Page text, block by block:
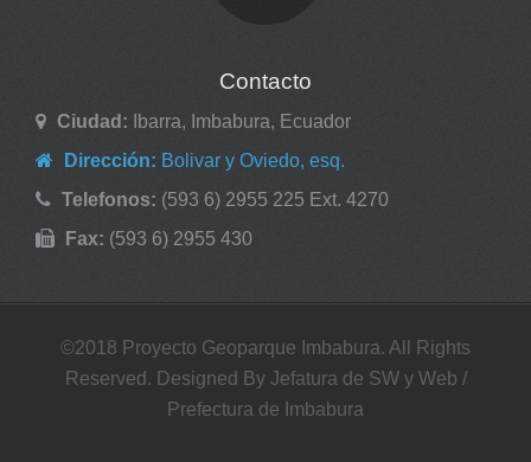
Contacto
Ciudad:
Ibarra, Imbabura, Ecuador
Dirección: Bolivar y Oviedo, esq.
Telefonos: (593 6) 2955 225 Ext. 4270
Fax: (593 6) 2955 430
©2018 Proyecto Geoparque Imbabura. All Rights
Reserved. Designed By Jefatura de SW y Web /
Prefectura de Imbabura